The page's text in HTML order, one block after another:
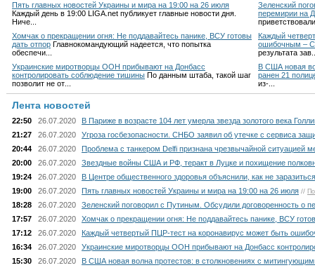
Пять главных новостей Украины и мира на 19:00 на 26 июля
Каждый день в 19:00 LIGA.net публикует главные новости дня.
Ниче
Зеленский
перемирии на
приветствовали
Хомчак о прекращении огня: Не поддавайтесь панике, ВСУ готовы
дать отпор Главнокомандующий надеется, что попытка
обеспечи
Каждый
ошибочным –
результата зав
Украинские миротворцы ООН прибывают на Донбасс
контролировать соблюдение тишины По данным штаба, такой шаг
позволит не от
В США новая
ранен 21
из-
Лента новостей
22:50 26.07.2020
В Париже в возрасте 104 лет умерла звезда золотого века
21:27 26.07.2020
Угроза госбезопасности. СНБО заявил об утечке с сервиса
20:44 26.07.2020
Проблема с танкером Delfi признана чрезвычайной ситуацией
20:00 26.07.2020
Звездные войны США и РФ, теракт в Луцке и похищение
19:24 26.07.2020
В Центре общественного здоровья объяснили, как не
19:00 26.07.2020 Пять главных новостей Украины и мира на 19:00 на 26 июля //
18:28 26.07.2020
Зеленский поговорил с Путиным. Обсудили договоренность о
17:57 26.07.2020
Хомчак о прекращении огня: Не поддавайтесь панике, ВСУ
17:12 26.07.2020
Каждый четвертый ПЦР-тест на коронавирус может быть
16:34 26.07.2020
Украинские миротворцы ООН прибывают на Донбасс
15:30 26.07.2020
В США новая волна протестов: в столкновениях с